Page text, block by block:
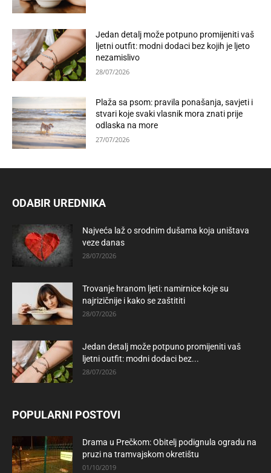
Jedan detalj može potpuno promijeniti vaš
ljetni outfit: modni dodaci bez kojih je ljeto
nezamislivo
28/07/2026
Plaža sa psom: pravila ponašanja, savjeti i
stvari koje svaki vlasnik mora znati prije
odlaska na more
27/07/2026
ODABIR UREDNIKA
Najveća laž o srodnim dušama koja uništava
veze danas
28/07/2026
Trovanje hranom ljeti: namirnice koje su
najrizičnije i kako se zaštititi
28/07/2026
Jedan detalj može potpuno promijeniti vaš
ljetni outfit: modni dodaci bez...
28/07/2026
POPULARNI POSTOVI
Drama u Prečkom: Obitelj podignula ogradu na
pruzi na tramvajskom okretištu
01/10/2019